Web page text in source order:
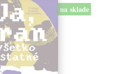
na sklade